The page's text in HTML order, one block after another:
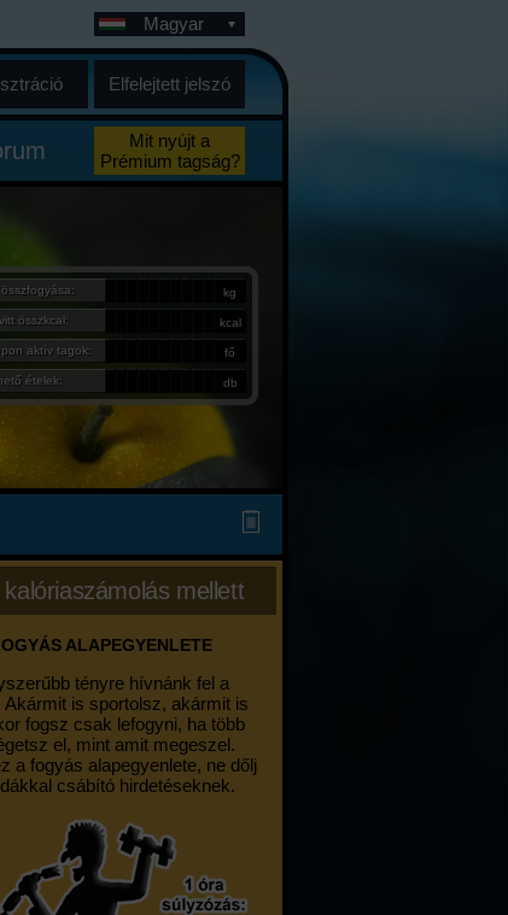
Magyar
Elfelejtett jelszó
Mit nyújt a
Prémium tagság?
kg
összkcal: kcal
aktív tagok: fő
ételek: db
mellett
ALAPEGYENLETE
tényre hívnánk fel a
Akármit is sportolsz, akármit is
fogsz csak lefogyni, ha több
el, mint amit megeszel.
a fogyás alapegyenlete, ne dőlj
csábító hirdetéseknek.